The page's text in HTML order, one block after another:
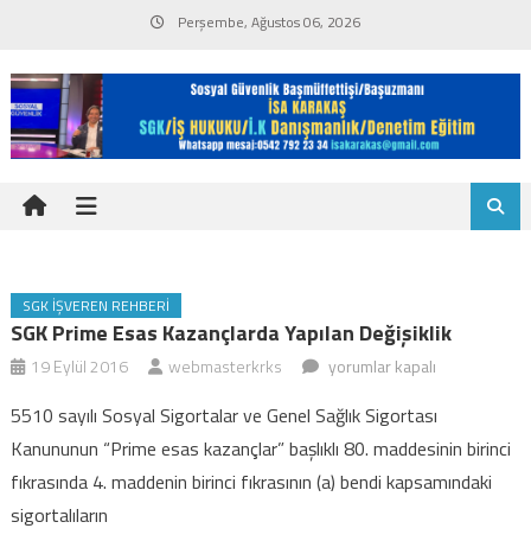
content
Perşembe, Ağustos 06, 2026
SGK İŞVEREN REHBERI
SGK Prime Esas Kazançlarda Yapılan Değişiklik
19 Eylül 2016 webmasterkrks
SGK
esas
kazançlarda
yapılan
yorumlar kapalı
5510 sayılı Sosyal Sigortalar ve Genel Sağlık Sigortası
Kanununun “Prime esas kazançlar” başlıklı 80. maddesinin birinci
fıkrasında 4. maddenin birinci fıkrasının (a) bendi kapsamındaki
sigortalıların